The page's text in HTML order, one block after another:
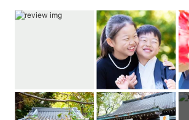
す。
その場合の費用はお客様のご負担でお願い
フォトワに登録しております撮影スケジュ
繁忙期閑散期に関わらず撮影可能となって
りさせて頂く場合も、撮影不可でも可能の
す。
お客様にはお手を煩わせてしまい恐縮です